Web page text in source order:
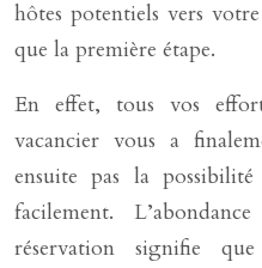
hôtes potentiels vers
que la première étape.
En effet, tous vos
vacancier vous a
ensuite pas la
facilement.
réservation signifie que